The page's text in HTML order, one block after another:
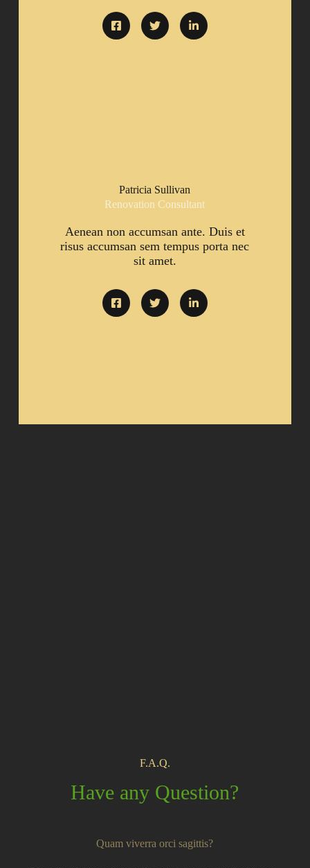
Patricia Sullivan
Renovation Consultant
Aenean non accumsan ante. Duis et
risus accumsan sem tempus porta nec
sit amet.
F.A.Q.
Have any Question?
Quam viverra orci sagittis?